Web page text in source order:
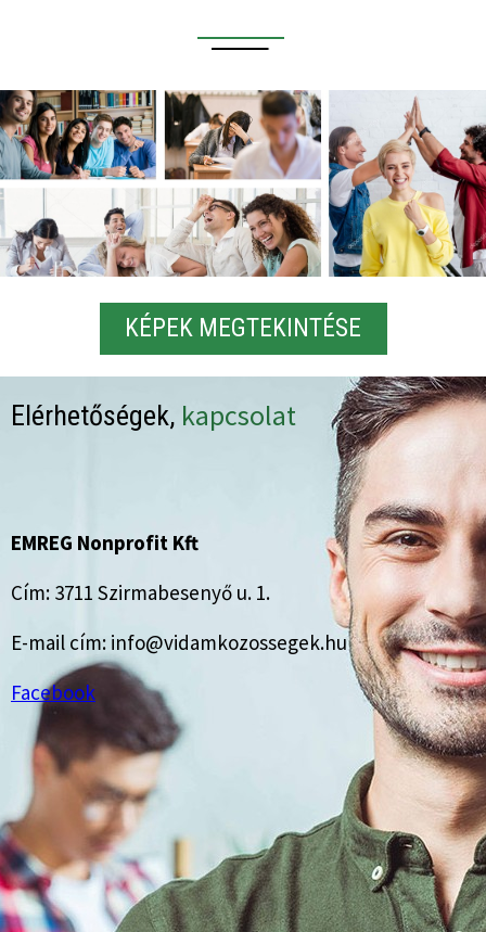
KÉPEK MEGTEKINTÉSE
Elérhetőségek, kapcsolat
EMREG Nonprofit Kft
Cím: 3711 Szirmabesenyő u. 1.
E-mail cím: info@vidamkozossegek.hu
Facebook